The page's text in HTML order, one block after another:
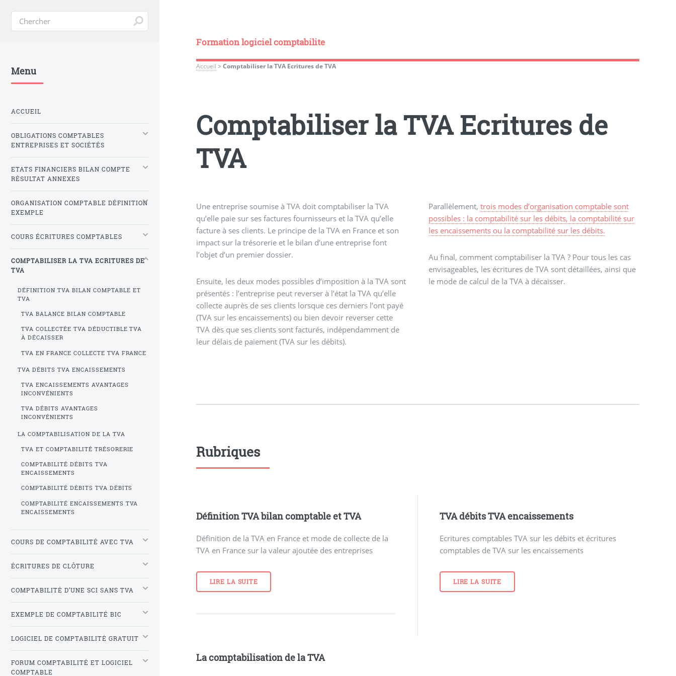
Formation logiciel comptabilite
Accueil >Comptabiliser la TVA Ecritures de TVA
Comptabiliser la TVA Ecritures de
TVA
Une entreprise soumise à TVA doit comptabiliser la TVA
qu’elle paie sur ses factures fournisseurs et la TVA qu’elle
facture à ses clients. Le principe de la TVA en France et son
impact sur la trésorerie et le bilan d’une entreprise font
l’objet d’un premier dossier.
Ensuite, les deux modes possibles d’imposition à la TVA sont
présentés : l’entreprise peut reverser à l’état la TVA qu’elle
collecte auprès de ses clients lorsque ces derniers l’ont payé
(TVA sur les encaissements) ou bien devoir reverser cette
TVA dès que ses clients sont facturés, indépendamment de
leur délais de paiement (TVA sur les débits).
Parallèlement,trois modes d’organisation comptable sont
possibles : la comptabilité sur les débits, la comptabilité sur
les encaissements ou la comptabilité sur les débits.
Au final, comment comptabiliser la TVA ? Pour tous les cas
envisageables, les écritures de TVA sont détaillées, ainsi que
le mode de calcul de la TVA à décaisser.
Rubriques
Définition TVA bilan comptable et TVA
Définition de la TVA en France et mode de collecte de la
TVA en France sur la valeur ajoutée des entreprises
LIRE LA SUITE
TVA débits TVA encaissements
Ecritures comptables TVA sur les débits et écritures
comptables de TVA sur les encaissements
LIRE LA SUITE
La comptabilisation de la TVA
Menu
ACCUEIL
OBLIGATIONS COMPTABLES
ENTREPRISES ET SOCIÉTÉS
ETATS FINANCIERS BILAN COMPTE
RÉSULTAT ANNEXES
ORGANISATION COMPTABLE DÉFINITION
EXEMPLE
COURS ÉCRITURES COMPTABLES
COMPTABILISER LA TVA ECRITURES DE
TVA
DÉFINITION TVA BILAN COMPTABLE ET
TVA
TVA BALANCE BILAN COMPTABLE
TVA COLLECTÉE TVA DÉDUCTIBLE TVA
À DÉCAISSER
TVA EN FRANCE COLLECTE TVA FRANCE
TVA DÉBITS TVA ENCAISSEMENTS
TVA ENCAISSEMENTS AVANTAGES
INCONVÉNIENTS
TVA DÉBITS AVANTAGES
INCONVÉNIENTS
LA COMPTABILISATION DE LA TVA
TVA ET COMPTABILITÉ TRÉSORERIE
COMPTABILITÉ DÉBITS TVA
ENCAISSEMENTS
COMPTABILITÉ DÉBITS TVA DÉBITS
COMPTABILITÉ ENCAISSEMENTS TVA
ENCAISSEMENTS
COURS DE COMPTABILITÉ AVEC TVA
ÉCRITURES DE CLÔTURE
COMPTABILITÉ D’UNE SCI SANS TVA
EXEMPLE DE COMPTABILITÉ BIC
LOGICIEL DE COMPTABILITÉ GRATUIT
FORUM COMPTABILITÉ ET LOGICIEL
COMPTABLE